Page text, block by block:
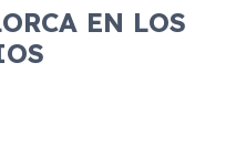
EN LOS